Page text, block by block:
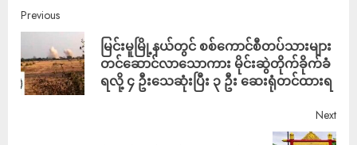
Previous
မြင်းမူမြို့နယ်တွင် စစ်ကောင်စီတပ်သားများ
တင်ဆောင်လာသောကား မိုင်းဆွဲတိုက်ခိုက်ခံ
ရလို့ ၄ ဦးသေဆုံးပြီး ၃ ဦး ဆေးရုံတင်ထားရ
Next